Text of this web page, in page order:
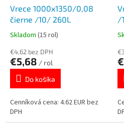
Vrece 1000x1350/0,08
čierne /10/ 260L
Skladom (15 rol)
€4,62 bez DPH
€5,68 / rol
Do košíka
Cenníková cena: 4.62 EUR bez
DPH